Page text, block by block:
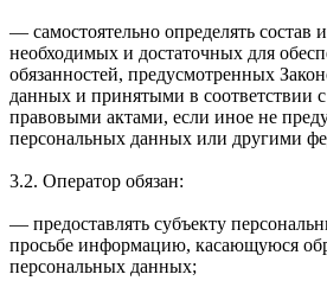
— самостоятельно определять состав
необходимых и достаточных для
обязанностей, предусмотренных
данных и принятыми в соответствии
правовыми актами, если иное не
персональных данных или другими
3.2. Оператор обязан:
— предоставлять субъекту
просьбе информацию, касающуюся
персональных данных;